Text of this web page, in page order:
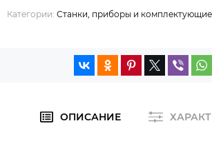
Категории: Станки, приборы и комплектующие
ОПИСАНИЕ